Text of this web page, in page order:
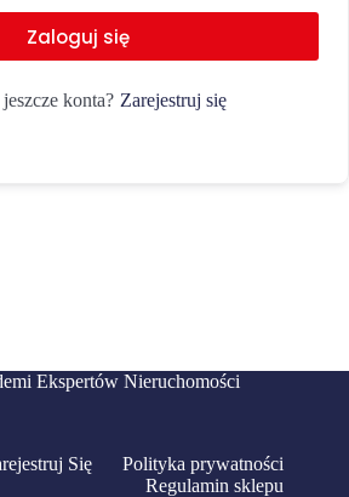
Zaloguj się
konta? Zarejestruj się
Ekspertów Nieruchomości
Się
Polityka prywatności
Regulamin sklepu